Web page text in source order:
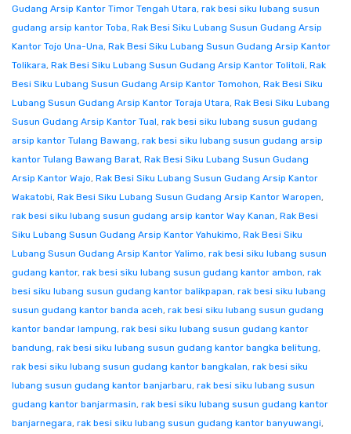
Gudang Arsip Kantor Timor Tengah Utara, rak besi siku lubang susun
gudang arsip kantor Toba, Rak Besi Siku Lubang Susun Gudang Arsip
Kantor Tojo Una-Una, Rak Besi Siku Lubang Susun Gudang Arsip Kantor
Tolikara, Rak Besi Siku Lubang Susun Gudang Arsip Kantor Tolitoli, Rak
Besi Siku Lubang Susun Gudang Arsip Kantor Tomohon, Rak Besi Siku
Lubang Susun Gudang Arsip Kantor Toraja Utara, Rak Besi Siku Lubang
Susun Gudang Arsip Kantor Tual, rak besi siku lubang susun gudang
arsip kantor Tulang Bawang, rak besi siku lubang susun gudang arsip
kantor Tulang Bawang Barat, Rak Besi Siku Lubang Susun Gudang
Arsip Kantor Wajo, Rak Besi Siku Lubang Susun Gudang Arsip Kantor
Wakatobi, Rak Besi Siku Lubang Susun Gudang Arsip Kantor Waropen,
rak besi siku lubang susun gudang arsip kantor Way Kanan, Rak Besi
Siku Lubang Susun Gudang Arsip Kantor Yahukimo, Rak Besi Siku
Lubang Susun Gudang Arsip Kantor Yalimo, rak besi siku lubang susun
gudang kantor, rak besi siku lubang susun gudang kantor ambon, rak
besi siku lubang susun gudang kantor balikpapan, rak besi siku lubang
susun gudang kantor banda aceh, rak besi siku lubang susun gudang
kantor bandar lampung, rak besi siku lubang susun gudang kantor
bandung, rak besi siku lubang susun gudang kantor bangka belitung,
rak besi siku lubang susun gudang kantor bangkalan, rak besi siku
lubang susun gudang kantor banjarbaru, rak besi siku lubang susun
gudang kantor banjarmasin, rak besi siku lubang susun gudang kantor
banjarnegara, rak besi siku lubang susun gudang kantor banyuwangi,